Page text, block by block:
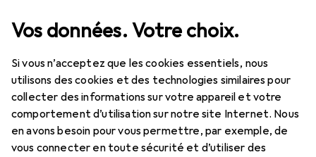
Vos données. Votre choix.
Si vous n’acceptez que les cookies essentiels, nous
utilisons des cookies et des technologies similaires pour
collecter des informations sur votre appareil et votre
comportement d’utilisation sur notre site Internet. Nous
en avons besoin pour vous permettre, par exemple, de
vous connecter en toute sécurité et d’utiliser des
Installations électriques Gaine thermorétractable
Gaine thermorétractable
ProduitsForum